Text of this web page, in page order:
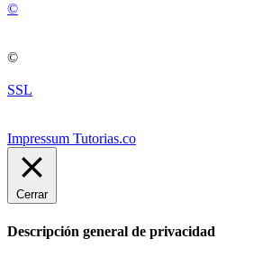
©
©
SSL
Impressum Tutorias.co
Cerrar
Descripción general de privacidad